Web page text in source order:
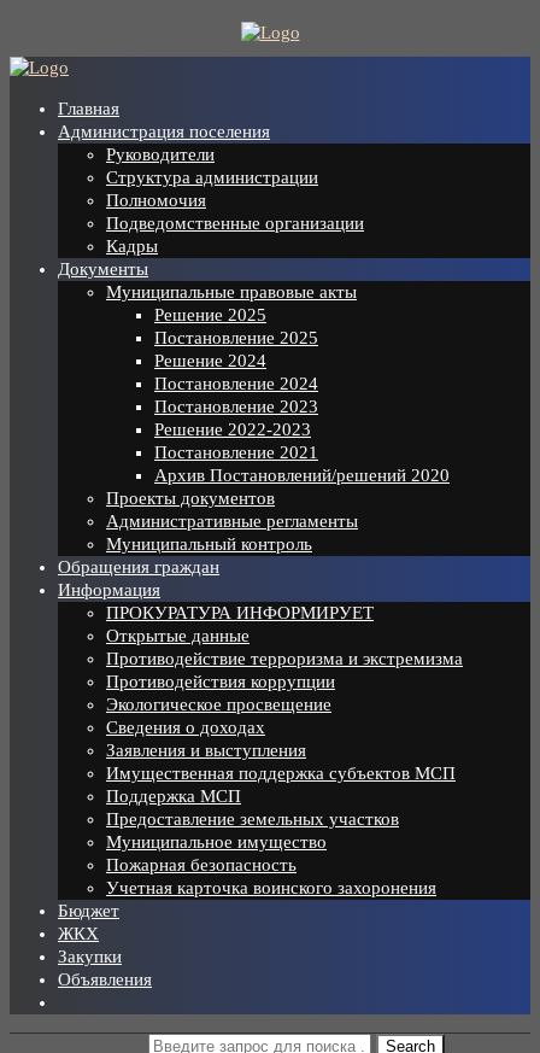
content
Главная
Администрация поселения
Руководители
Структура администрации
Полномочия
Подведомственные организации
Кадры
Документы
Муниципальные правовые акты
Решение 2025
Постановление 2025
Решение 2024
Постановление 2024
Постановление 2023
Решение 2022-2023
Постановление 2021
Архив Постановлений/решений 2020
Проекты документов
Административные регламенты
Муниципальный контроль
Обращения граждан
Информация
ПРОКУРАТУРА ИНФОРМИРУЕТ
Открытые данные
Противодействие терроризма и экстремизма
Противодействия коррупции
Экологическое просвещение
Сведения о доходах
Заявления и выступления
Имущественная поддержка субъектов МСП
Поддержка МСП
Предоставление земельных участков
Муниципальное имущество
Пожарная безопасность
Учетная карточка воинского захоронения
Бюджет
ЖКХ
Закупки
Объявления